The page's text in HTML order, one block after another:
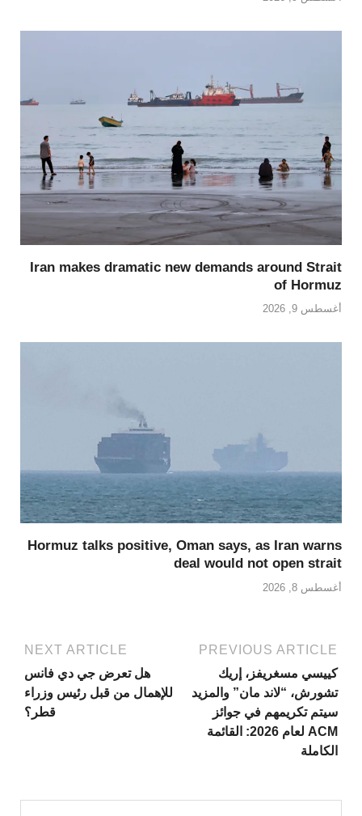
Iran makes dramatic new demands around Strait
of Hormuz
أغسطس 9, 2026
Hormuz talks positive, Oman says, as Iran warns
deal would not open strait
أغسطس 8, 2026
PREVIOUS ARTICLE
كييسي مسغريفز، إريك
تشورش، “لاند مان” والمزيد
سيتم تكريمهم في جوائز
ACM لعام 2026: القائمة
الكاملة
NEXT ARTICLE
هل تعرض جي دي فانس
للإهمال من قبل رئيس وزراء
قطر؟